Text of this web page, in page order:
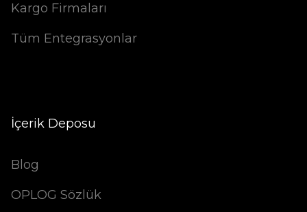
Kargo Firmaları
Tüm Entegrasyonlar
İçerik Deposu
Blog
OPLOG Sözlük